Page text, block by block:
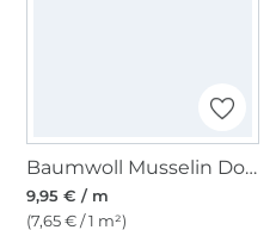
Baumwoll Musselin Double Gauze, petrol
9,95 € / m
(7,65 € / 1 m²)